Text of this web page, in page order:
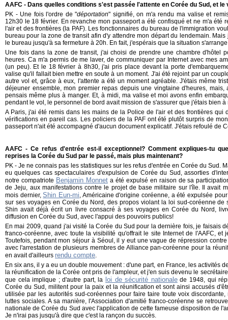
AAFC - Dans quelles conditions s'est passée l'attente en Corée du Sud, et
PK - Une fois l'ordre de "déportation" signifié, on m'a rendu ma valise et
12h30 le 18 février. En revanche mon passeport a été confisqué et ne m'a été
l'air et des frontières (la PAF). Les fonctionnaires du bureau de l'immigration
bureau pour la zone de transit afin d'y attendre mon départ du lendemain.
le bureau jusqu'à sa fermeture à 20h. En fait, j'espérais que la situation
Une fois dans la zone de transit, j'ai choisi de prendre une chambre d'hôtel
heures. Ca m'a permis de me laver, de communiquer par Internet avec mes
(un peu). Et le 18 février à 8h30, j'ai pris place devant la porte
valise qu'il fallait bien mettre en soute à un moment. J'ai été rejoint par un
autre vol et, grâce à eux, l'attente a été un moment agréable. J'étais même
déjeuner ensemble, mon premier repas depuis une vingtaine d'heures, mais,
pensais même plus à manger. Et, à midi, ma valise et moi avons enfin
pendant le vol, le personnel de bord avait mission de s'assurer que j'étais bien à
A Paris, j'ai été remis dans les mains de la Police de l'air et des frontières qui
vérifications en pareil cas. Les policiers de la PAF ont été plutôt surpris de
passeport n'ait été accompagné d'aucun document explicatif. J'étais refoulé de
AAFC - Ce refus d'entrée est-il exceptionnel? Comment expliques-tu
reprises la Corée du Sud par le passé, mais plus maintenant?
PK - Je ne connais pas les statistiques sur les refus d'entrée en Corée du Sud.
eu quelques cas spectaculaires d'expulsion de Corée du Sud, assorties
notre compatriote Benjamin Monnet a été expulsé en raison de sa
de Jeju, aux manifestations contre le projet de base militaire sur l'île. Il avait
mois dernier, Shin Eun-mi, Américaine d'origine coréenne, a été expulsée
sur ses voyages en Corée du Nord, des propos violant la loi sud-coréenne de
Shin avait déjà écrit un livre consacré à ses voyages en Corée du Nord,
diffusion en Corée du Sud, avec l'appui des pouvoirs publics!
En mai 2009, quand j'ai visité la Corée du Sud pour la dernière fois, je faisais
franco-coréenne, avec toute la visibilité qu'offrait le site Internet de l'AAFC, et
Toutefois, pendant mon séjour à Séoul, il y eut une vague de répression
avec l'arrestation de plusieurs membres de Alliance pan-coréenne pour la
en avait d'ailleurs rendu compte.
En six ans, il y a eu un double mouvement : d'une part, en France, les activités
la réunification de la Corée ont pris de l'ampleur, et j'en suis devenu le
que cela implique ; d'autre part, la loi de sécurité nationale de 1948, qui
Corée du Sud, militent pour la paix et la réunification et sont ainsi accusés
utilisée par les autorités sud-coréennes pour faire taire toute voix
luttes sociales. A sa manière, l'Association d'amitié franco-coréenne se
nationale de Corée du Sud avec l'application de cette fameuse disposition de
Je n'irai pas jusqu'à dire que c'est la rançon du succès.